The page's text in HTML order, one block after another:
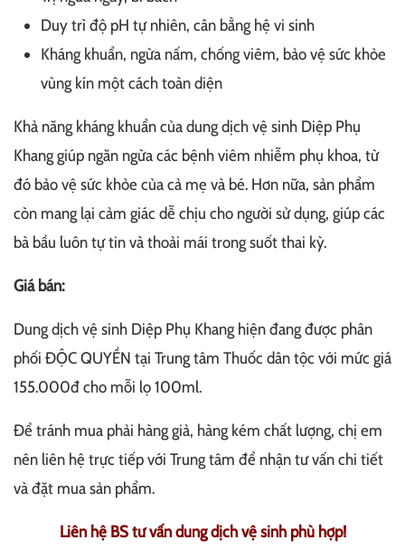
Duy trì độ pH tự nhiên, cân bằng hệ vi sinh
Kháng khuẩn, ngừa nấm, chống viêm, bảo vệ sức khỏe
vùng kín một cách toàn diện
Khả năng kháng khuẩn của dung dịch vệ sinh Diệp Phụ
Khang giúp ngăn ngừa các bệnh viêm nhiễm phụ khoa, từ
đó bảo vệ sức khỏe của cả mẹ và bé. Hơn nữa, sản phẩm
còn mang lại cảm giác dễ chịu cho người sử dụng, giúp các
bà bầu luôn tự tin và thoải mái trong suốt thai kỳ.
Giá bán:
Dung dịch vệ sinh Diệp Phụ Khang hiện đang được phân
phối ĐỘC QUYỀN tại Trung tâm Thuốc dân tộc với mức giá
155.000đ cho mỗi lọ 100ml.
Để tránh mua phải hàng giả, hàng kém chất lượng, chị em
nên liên hệ trực tiếp với Trung tâm để nhận tư vấn chi tiết
và đặt mua sản phẩm.
Liên hệ BS tư vấn dung dịch vệ sinh phù hợp!